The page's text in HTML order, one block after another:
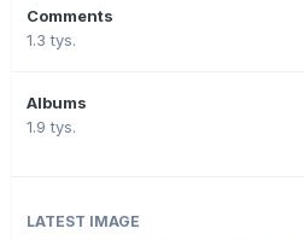
Comments
1.3 tys.
Albums
1.9 tys.
LATEST IMAGE